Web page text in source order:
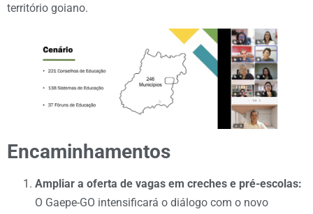
território goiano.
Encaminhamentos
Ampliar a oferta de vagas em creches e pré-escolas:
O Gaepe-GO intensificará o diálogo com o novo